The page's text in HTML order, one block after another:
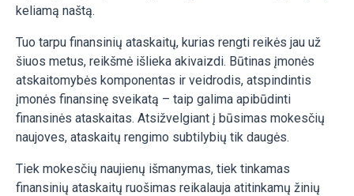
keliamą naštą.
Tuo tarpu finansinių ataskaitų, kurias rengti reikės jau už
šiuos metus, reikšmė išlieka akivaizdi. Būtinas įmonės
atskaitomybės komponentas ir veidrodis, atspindintis
įmonės finansinę sveikatą – taip galima apibūdinti
finansinės ataskaitas. Atsižvelgiant į būsimas mokesčių
naujoves, ataskaitų rengimo subtilybių tik daugės.
Tiek mokesčių naujienų išmanymas, tiek tinkamas
finansinių ataskaitų ruošimas reikalauja atitinkamų žinių